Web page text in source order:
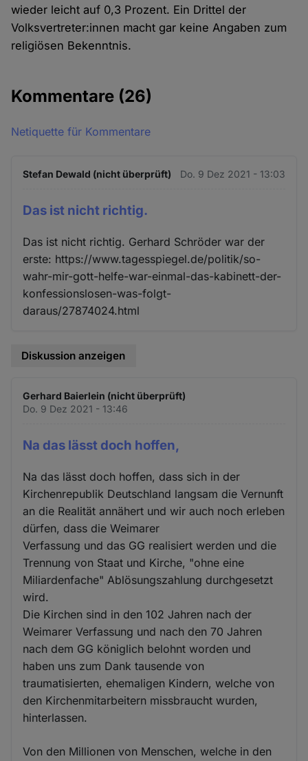
wieder leicht auf 0,3 Prozent. Ein Drittel der
Volksvertreter:innen macht gar keine Angaben zum
religiösen Bekenntnis.
Kommentare (26)
Netiquette für Kommentare
Stefan Dewald (nicht überprüft) Do. 9 Dez 2021 - 13:03
Das ist nicht richtig.
Das ist nicht richtig. Gerhard Schröder war der
erste: https://www.tagesspiegel.de/politik/so-
wahr-mir-gott-helfe-war-einmal-das-kabinett-der-
konfessionslosen-was-folgt-
daraus/27874024.html
Diskussion anzeigen
Gerhard Baierlein (nicht überprüft)
Do. 9 Dez 2021 - 13:46
Na das lässt doch hoffen,
Na das lässt doch hoffen, dass sich in der
Kirchenrepublik Deutschland langsam die Vernunft
an die Realität annähert und wir auch noch erleben
dürfen, dass die Weimarer
Verfassung und das GG realisiert werden und die
Trennung von Staat und Kirche, "ohne eine
Miliardenfache" Ablösungszahlung durchgesetzt
wird.
Die Kirchen sind in den 102 Jahren nach der
Weimarer Verfassung und nach den 70 Jahren
nach dem GG königlich belohnt worden und
haben uns zum Dank tausende von
traumatisierten, ehemaligen Kindern, welche von
den Kirchenmitarbeitern missbraucht wurden,
hinterlassen.
Von den Millionen von Menschen, welche in den